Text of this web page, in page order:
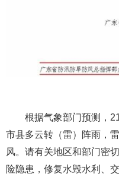
根据气象部门预测，21
市县多云转（雷）阵雨，
风。请有关地区和部门密
险隐患，修复水毁水利、